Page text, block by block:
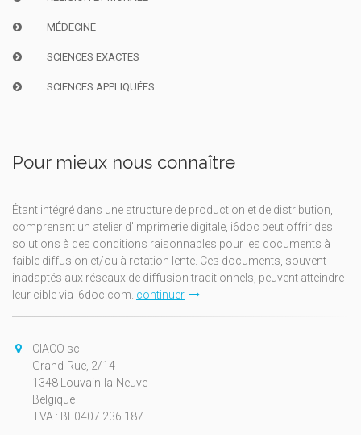
MÉDECINE
SCIENCES EXACTES
SCIENCES APPLIQUÉES
Pour mieux nous connaître
Étant intégré dans une structure de production et de distribution,
comprenant un atelier d'imprimerie digitale, i6doc peut offrir des
solutions à des conditions raisonnables pour les documents à
faible diffusion et/ou à rotation lente. Ces documents, souvent
inadaptés aux réseaux de diffusion traditionnels, peuvent atteindre
leur cible via i6doc.com. continuer
CIACO sc
Grand-Rue, 2/14
1348 Louvain-la-Neuve
Belgique
TVA : BE0407.236.187